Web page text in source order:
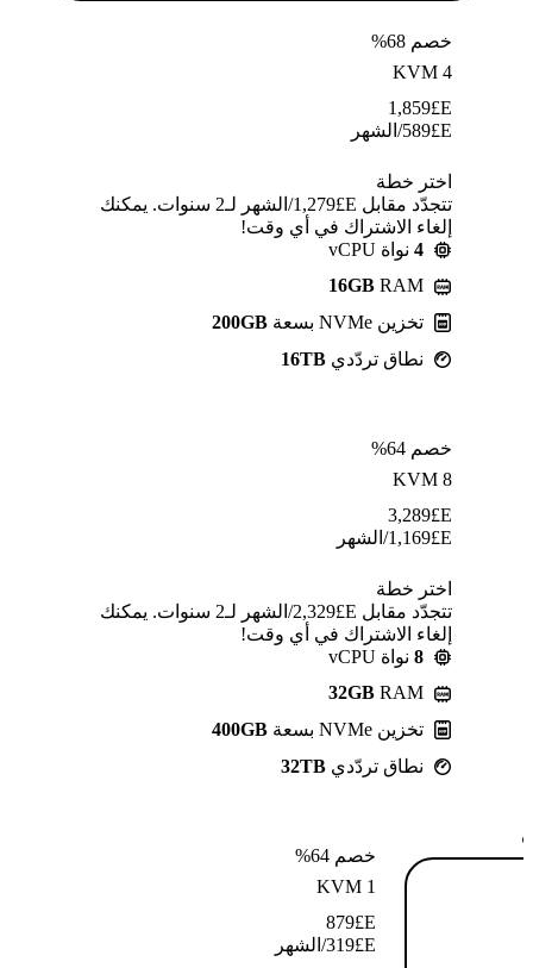
خصم 68%
KVM 4
E£
1,859
E£
589/الشهر
اختر خطة
تتجدّد مقابل E£⁦1,279⁩/الشهر لـ2 سنوات. يمكنك
إلغاء الاشتراك في أي وقت!
4 نواة vCPU
16GB RAM
تخزين NVMe بسعة
200GB
نطاق تردّدي 16TB
خصم 64%
KVM 8
E£
3,289
E£
1,169/الشهر
اختر خطة
تتجدّد مقابل E£⁦2,329⁩/الشهر لـ2 سنوات. يمكنك
إلغاء الاشتراك في أي وقت!
8 نواة vCPU
32GB RAM
تخزين NVMe بسعة
400GB
نطاق تردّدي 32TB
خصم 64%
KVM 1
E£
879
E£
319/الشهر